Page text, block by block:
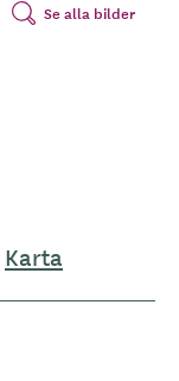
Se alla bilder
Karta